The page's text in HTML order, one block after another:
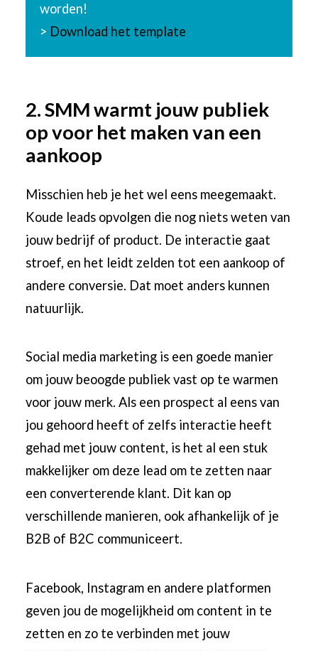
worden!
> Download het template
2. SMM warmt jouw publiek
op voor het maken van een
aankoop
Misschien heb je het wel eens meegemaakt.
Koude leads opvolgen die nog niets weten van
jouw bedrijf of product. De interactie gaat
stroef, en het leidt zelden tot een aankoop of
andere conversie. Dat moet anders kunnen
natuurlijk.
Social media marketing is een goede manier
om jouw beoogde publiek vast op te warmen
voor jouw merk. Als een prospect al eens van
jou gehoord heeft of zelfs interactie heeft
gehad met jouw content, is het al een stuk
makkelijker om deze lead om te zetten naar
een converterende klant. Dit kan op
verschillende manieren, ook afhankelijk of je
B2B of B2C communiceert.
Facebook, Instagram en andere platformen
geven jou de mogelijkheid om content in te
zetten en zo te verbinden met jouw